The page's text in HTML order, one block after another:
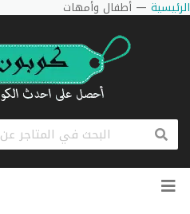
الرئيسية — أطفال وأمهات
تخطي